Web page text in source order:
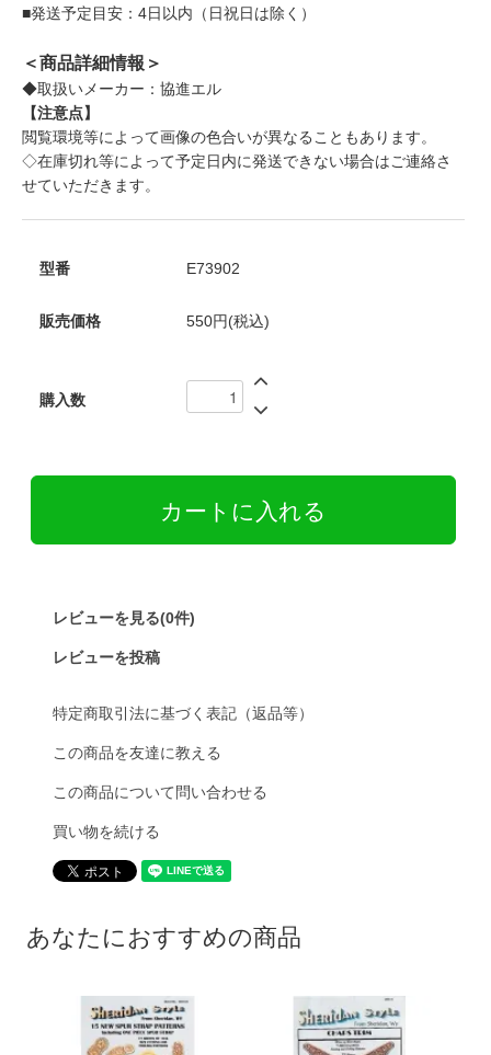
■発送予定目安：4日以内（日祝日は除く）
＜商品詳細情報＞
◆取扱いメーカー：協進エル
【注意点】
閲覧環境等によって画像の色合いが異なることもあります。
◇在庫切れ等によって予定日内に発送できない場合はご連絡さ
せていただきます。
型番 E73902
販売価格 550円(税込)
購入数
レビューを見る(0件)
レビューを投稿
特定商取引法に基づく表記（返品等）
この商品を友達に教える
この商品について問い合わせる
買い物を続ける
あなたにおすすめの商品